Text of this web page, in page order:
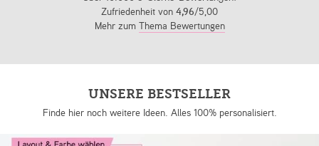
Zufriedenheit von 4,96/5,00
Mehr zum Thema Bewertungen
UNSERE BESTSELLER
Finde hier noch weitere Ideen. Alles 100% personalisiert.